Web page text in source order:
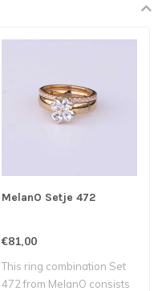
MelanO Setje 472
€81,00
This ring combination Set
472 from MelanO consists